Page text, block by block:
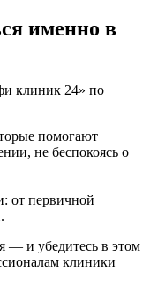
именно в
клиник 24» по
помогают
не беспокоясь о
от первичной
— и убедитесь в этом
клиники